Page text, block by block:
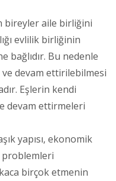
bireyler aile birliğini
evlilik birliğinin
bağlıdır. Bu nedenle
devam ettirilebilmesi
Eşlerin kendi
devam ettirmeleri
yapısı, ekonomik
problemleri
birçok etmenin